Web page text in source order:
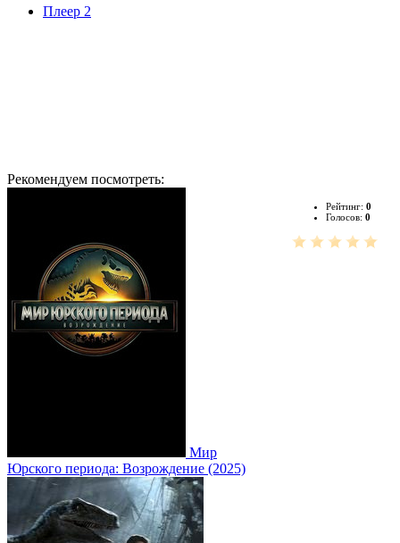
Плеер 2
Рекомендуем посмотреть:
Рейтинг: 0
Голосов: 0
Мир
Юрского периода: Возрождение (2025)